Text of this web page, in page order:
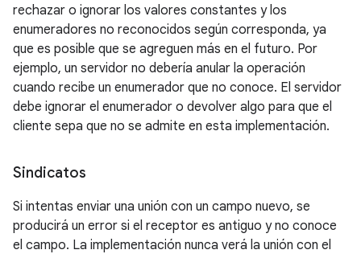
rechazar o ignorar los valores constantes y los
enumeradores no reconocidos según corresponda, ya
que es posible que se agreguen más en el futuro. Por
ejemplo, un servidor no debería anular la operación
cuando recibe un enumerador que no conoce. El servidor
debe ignorar el enumerador o devolver algo para que el
cliente sepa que no se admite en esta implementación.
Sindicatos
Si intentas enviar una unión con un campo nuevo, se
producirá un error si el receptor es antiguo y no conoce
el campo. La implementación nunca verá la unión con el